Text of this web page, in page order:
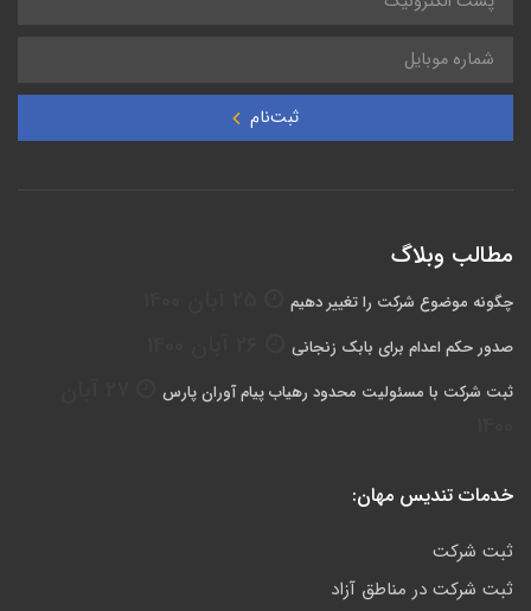
ثبت‌نام
مطالب وبلاگ
چگونه موضوع شرکت را تغییر دهیم
صدور حکم اعدام برای بابک زنجانی
ثبت شركت با مسئوليت محدود رهياب پيام آوران پارس
خدمات تندیس مهان:
ثبت شرکت
ثبت شرکت در مناطق آزاد